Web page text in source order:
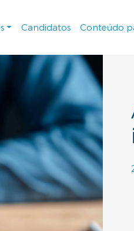
Candidatos Conteúdo